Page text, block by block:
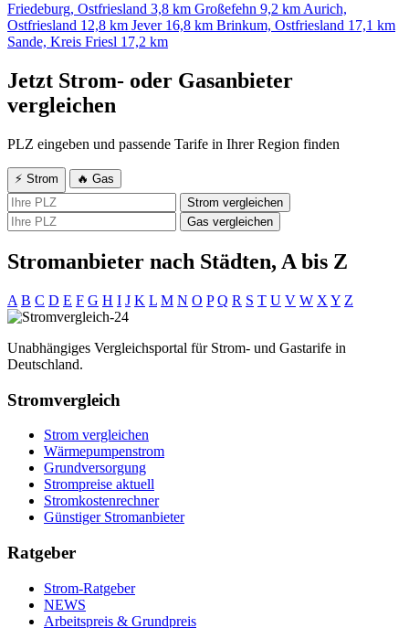
Friedeburg, Ostfriesland 3,8 km Großefehn 9,2 km Aurich,
Ostfriesland 12,8 km Jever 16,8 km Brinkum, Ostfriesland 17,1 km
Sande, Kreis Friesl 17,2 km
Jetzt Strom- oder Gasanbieter
vergleichen
PLZ eingeben und passende Tarife in Ihrer Region finden
⚡ Strom
🔥 Gas
Strom vergleichen
Gas vergleichen
Stromanbieter nach Städten, A bis Z
A B C D E F G H I J K L M N O P Q R S T U V W X Y Z
Unabhängiges Vergleichsportal für Strom- und Gastarife in
Deutschland.
Stromvergleich
Strom vergleichen
Wärmepumpenstrom
Grundversorgung
Strompreise aktuell
Stromkostenrechner
Günstiger Stromanbieter
Ratgeber
Strom-Ratgeber
NEWS
Arbeitspreis & Grundpreis